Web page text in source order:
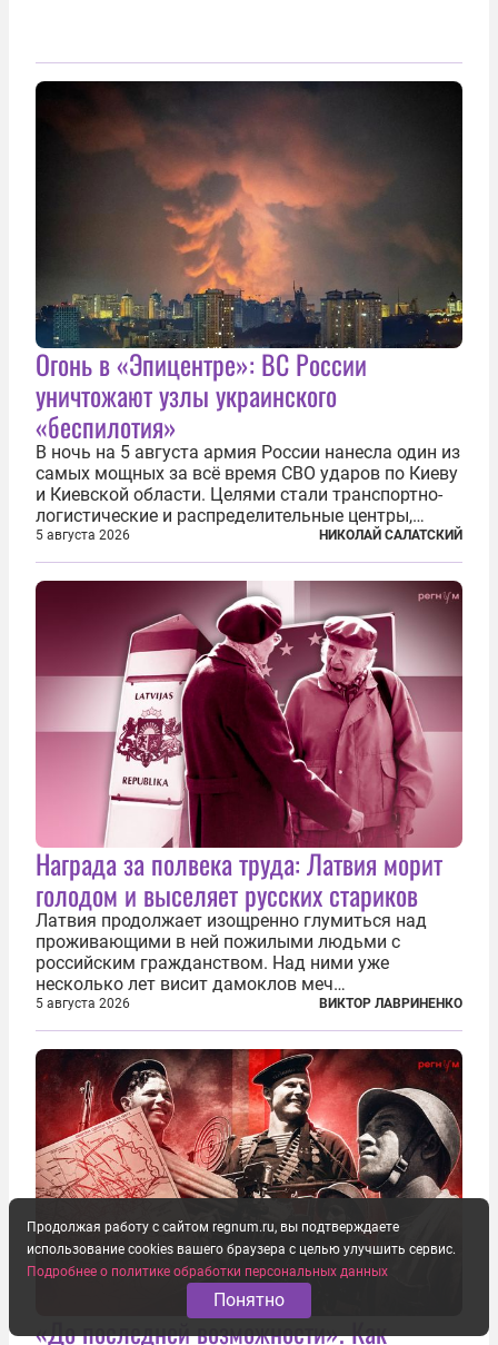
Огонь в «Эпицентре»: ВС России
уничтожают узлы украинского
«беспилотия»
В ночь на 5 августа армия России нанесла один из
самых мощных за всё время СВО ударов по Киеву
и Киевской области. Целями стали транспортно-
логистические и распределительные центры,
которые ВСУ использовали для хранения и
доставки вооружений и грузов военного
назначения. Атака также «накрыла»...
5 августа 2026 НИКОЛАЙ САЛАТСКИЙ
Награда за полвека труда: Латвия морит
голодом и выселяет русских стариков
Латвия продолжает изощренно глумиться над
проживающими в ней пожилыми людьми с
российским гражданством. Над ними уже
несколько лет висит дамоклов меч
насильственного выдворения. Некоторых уже
депортировали, а многие уехали сами, не
дожидаясь изгнания из родных домов. Пожилых
людей, проваливших...
5 августа 2026 ВИКТОР ЛАВРИНЕНКО
«До последней возможности». Как
Продолжая работу с сайтом regnum.ru, вы подтверждаете
использование cookies вашего браузера с целью улучшить сервис.
Подробнее о политике обработки персональных данных
Понятно